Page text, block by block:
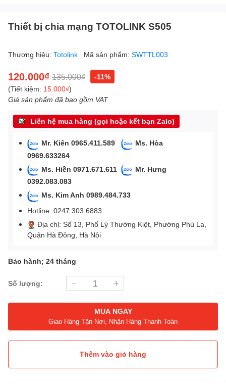
Thiết bị chia mạng TOTOLINK S505
Thương hiệu: Totolink Mã sản phẩm: SWTTL003
120.000₫ 135.000₫
-11%
(Tiết kiệm: 15.000₫)
Giá sản phẩm đã bao gồm VAT
Liên hệ mua hàng (gọi hoặc kết bạn Zalo)
Mr. Kiên 0965.411.589
Ms. Hòa
0969.633264
Ms. Hiền 0971.671.611
Mr. Hưng
0392.083.083
Ms. Kim Anh 0989.484.733
Hotline: 0247.303.6883
Địa chỉ: Số 13, Phố Lý Thường Kiệt, Phường Phú La,
Quận Hà Đông, Hà Nội
Bảo hành; 24 tháng
Số lượng:
MUA NGAY
Giao Hàng Tận Nơi, Nhận Hàng Thanh Toán
Thêm vào giỏ hàng